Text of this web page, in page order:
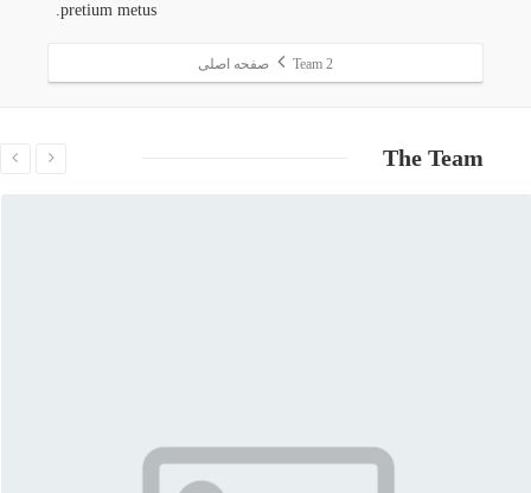
pretium metus.
Team 2 صفحه اصلی
The Team